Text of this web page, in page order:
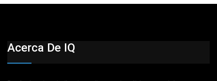
Acerca De IQ